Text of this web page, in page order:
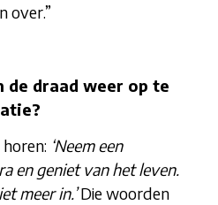
over.”
de draad weer op te
‘Neem een
en geniet van het leven.
meer in.’Die woorden